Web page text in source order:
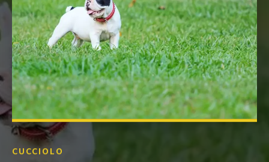
CUCCIOLO